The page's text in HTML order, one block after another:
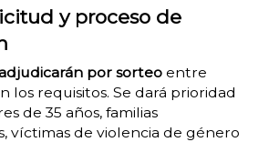
y proceso de
por sorteoentre
los requisitos. Se dará prioridad
de 35 años, familias
víctimas de violencia de género